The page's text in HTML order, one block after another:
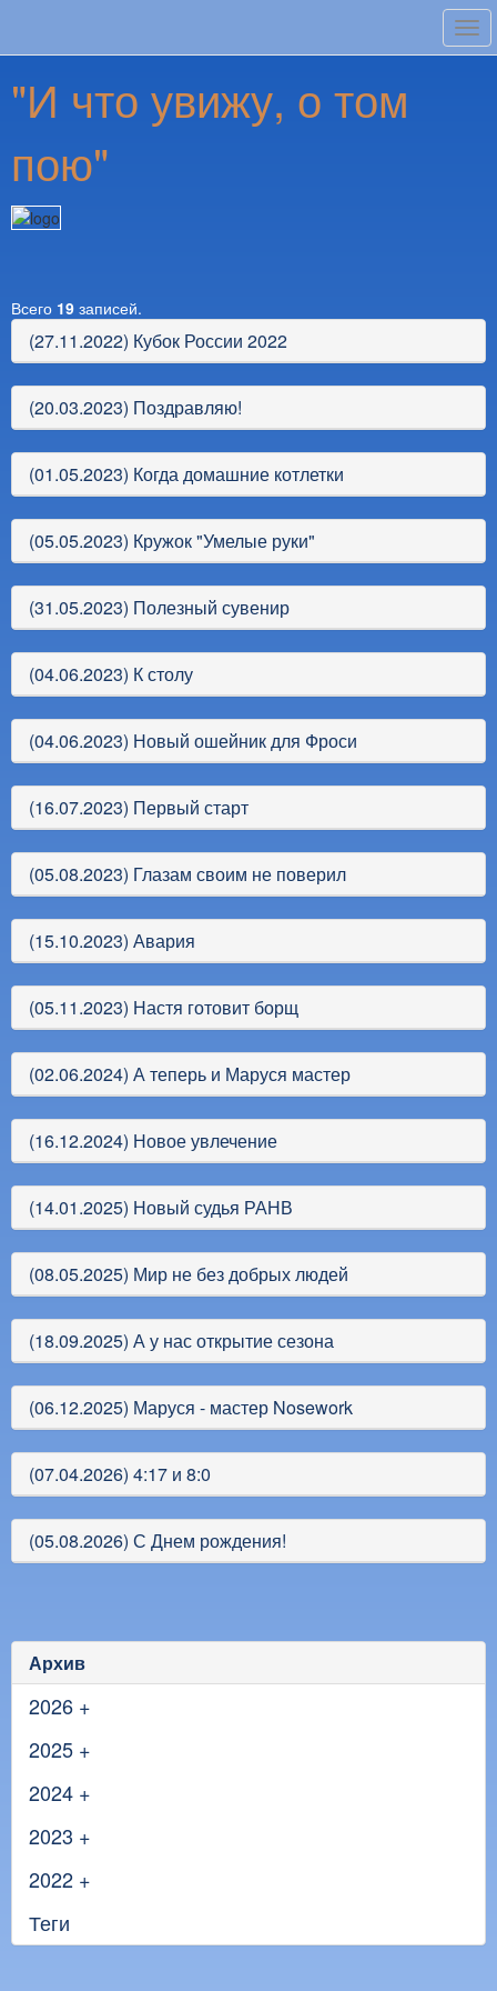
"И что увижу, о том
пою"
Всего 19 записей.
(27.11.2022) Кубок России 2022
(20.03.2023) Поздравляю!
(01.05.2023) Когда домашние котлетки
(05.05.2023) Кружок "Умелые руки"
(31.05.2023) Полезный сувенир
(04.06.2023) К столу
(04.06.2023) Новый ошейник для Фроси
(16.07.2023) Первый старт
(05.08.2023) Глазам своим не поверил
(15.10.2023) Авария
(05.11.2023) Настя готовит борщ
(02.06.2024) А теперь и Маруся мастер
(16.12.2024) Новое увлечение
(14.01.2025) Новый судья РАНВ
(08.05.2025) Мир не без добрых людей
(18.09.2025) А у нас открытие сезона
(06.12.2025) Маруся - мастер Nosework
(07.04.2026) 4:17 и 8:0
(05.08.2026) С Днем рождения!
Архив
2026 +
2025 +
2024 +
2023 +
2022 +
Теги